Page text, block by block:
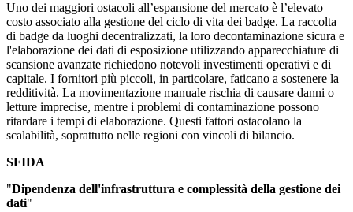
Uno dei maggiori ostacoli all’espansione del mercato è l’elevato
costo associato alla gestione del ciclo di vita dei badge. La raccolta
di badge da luoghi decentralizzati, la loro decontaminazione sicura e
l'elaborazione dei dati di esposizione utilizzando apparecchiature di
scansione avanzate richiedono notevoli investimenti operativi e di
capitale. I fornitori più piccoli, in particolare, faticano a sostenere la
redditività. La movimentazione manuale rischia di causare danni o
letture imprecise, mentre i problemi di contaminazione possono
ritardare i tempi di elaborazione. Questi fattori ostacolano la
scalabilità, soprattutto nelle regioni con vincoli di bilancio.
SFIDA
"Dipendenza dell'infrastruttura e complessità della gestione dei
dati"